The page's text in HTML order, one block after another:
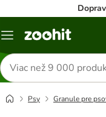
Kategórie
Hľadať
produkty
Psy Granule pre